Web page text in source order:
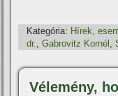
Kategória: Hí­rek,
dr.,Gabrovitz Kornél ,
Vélemény,